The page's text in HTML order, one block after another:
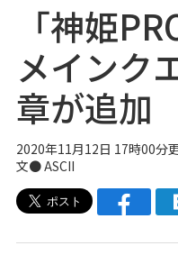
「神姫
メインク
章が追加
2020年11月12日 17時00分
文● ASCII